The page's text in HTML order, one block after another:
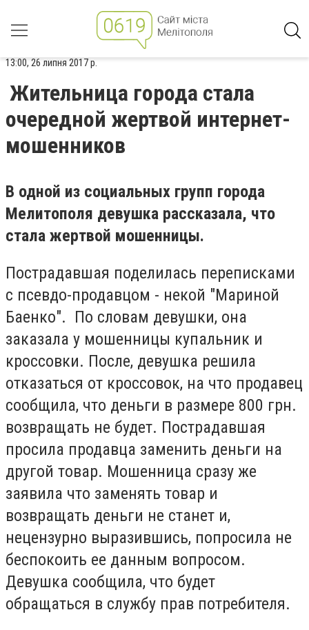
13:00, 26 липня 2017 р.
Жительница города стала
очередной жертвой интернет-
мошенников
В одной из социальных групп города
Мелитополя девушка рассказала, что
стала жертвой мошенницы.
Пострадавшая поделилась переписками
с псевдо-продавцом - некой "Мариной
Баенко". По словам девушки, она
заказала у мошенницы купальник и
кроссовки. После, девушка решила
отказаться от кроссовок, на что продавец
сообщила, что деньги в размере 800 грн.
возвращать не будет. Пострадавшая
просила продавца заменить деньги на
другой товар. Мошенница сразу же
заявила что заменять товар и
возвращать деньги не станет и,
нецензурно выразившись, попросила не
беспокоить ее данным вопросом.
Девушка сообщила, что будет
обращаться в службу прав потребителя.